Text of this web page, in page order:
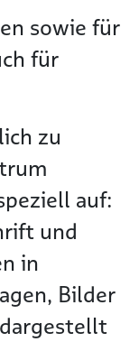
sowie für
für
zu
auf:
und
in
Bilder